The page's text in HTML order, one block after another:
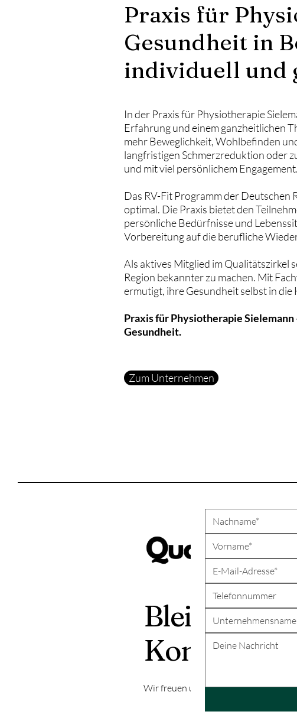
Praxis für
Gesundheit in
individuell und
In der Praxis für Physiotherapie
Erfahrung und einem ganzheitlichen
mehr Beweglichkeit, Wohlbefinden
langfristigen Schmerzreduktion oder
und mit viel persönlichem Engagement.
Das RV-Fit Programm der
optimal. Die Praxis bietet den
persönliche Bedürfnisse und
Vorbereitung auf die berufliche
Als aktives Mitglied im Qualitätszirkel
Region bekannter zu machen. Mit
ermutigt, ihre Gesundheit selbst in
Praxis für Physiotherapie
Gesundheit.
Zum Unternehmen
Bleiben Sie
Kontakt
Wir freuen uns über eine mögliche